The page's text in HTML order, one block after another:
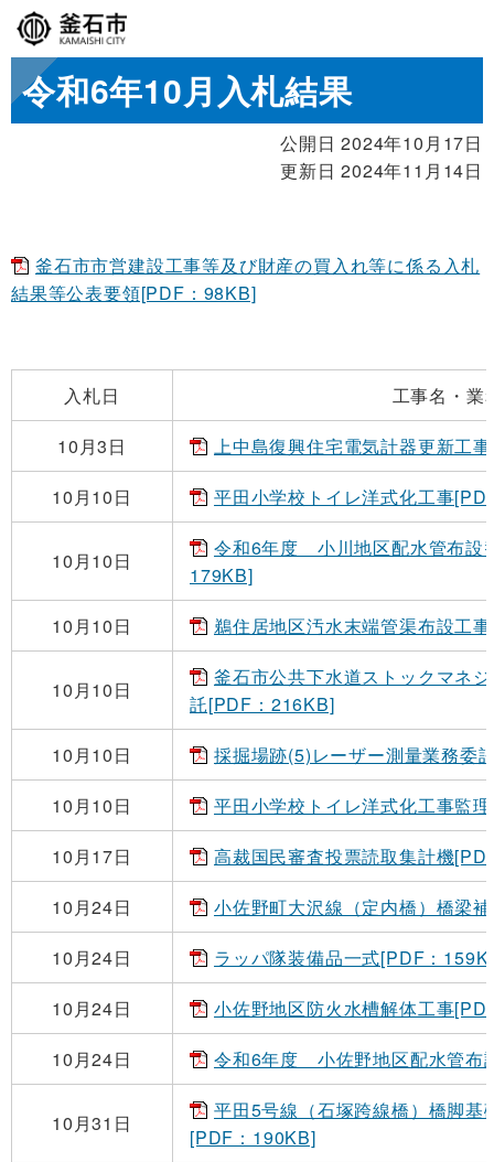
令和6年10月入札結果
公開日 2024年10月17日
更新日 2024年11月14日
釜石市市営建設工事等及び財産の買入れ等に係る入札
結果等公表要領[PDF：98KB]
入札日
工事名・業
10月3日
上中島復興住宅電気計器更新工
10月10日
平田小学校トイレ洋式化工事
10月10日
令和6年度 小川地区配水管布設
179KB]
10月10日
鵜住居地区汚水末端管渠布設工
10月10日
釜石市公共下水道ストックマネ
託[PDF：216KB]
10月10日
採掘場跡(5)レーザー測量業務委
10月10日
平田小学校トイレ洋式化工事監
10月17日
高裁国民審査投票読取集計機
10月24日
小佐野町大沢線（定内橋）橋梁
10月24日
ラッパ隊装備品一式[PDF：
10月24日
小佐野地区防火水槽解体工事
10月24日
令和6年度 小佐野地区配水管布
10月31日
平田5号線（石塚跨線橋）橋脚基
[PDF：190KB]